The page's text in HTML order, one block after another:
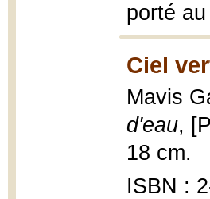
porté
Ciel
Mavis
d'eau,
18 cm.
ISBN :